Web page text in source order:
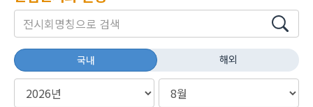
국내 해외